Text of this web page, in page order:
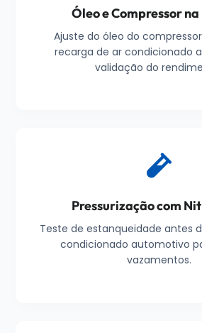
Óleo e Compressor
Ajuste do óleo do
recarga de ar condicionado
validação do
Pressurização com
Teste de estanqueidade antes
condicionado automotivo
vazamentos.